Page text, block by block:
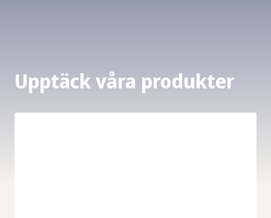
Upptäck våra produkter